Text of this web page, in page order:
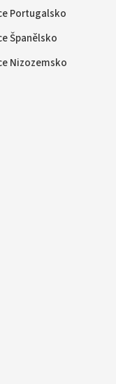
Portugalsko
Španělsko
Nizozemsko